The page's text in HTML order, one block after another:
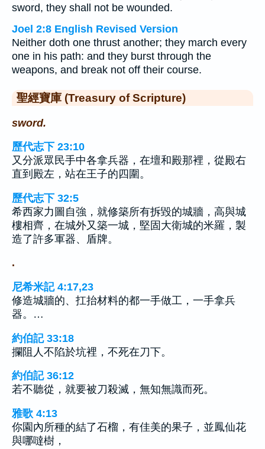
sword, they shall not be wounded.
Joel 2:8 English Revised Version
Neither doth one thrust another; they march every
one in his path: and they burst through the
weapons, and break not off their course.
聖經寶庫 (Treasury of Scripture)
sword.
歷代志下 23:10
又分派眾民手中各拿兵器，在壇和殿那裡，從殿右
直到殿左，站在王子的四圍。
歷代志下 32:5
希西家力圖自強，就修築所有拆毀的城牆，高與城
樓相齊，在城外又築一城，堅固大衛城的米羅，製
造了許多軍器、盾牌。
.
尼希米記 4:17,23
修造城牆的、扛抬材料的都一手做工，一手拿兵
器。…
約伯記 33:18
攔阻人不陷於坑裡，不死在刀下。
約伯記 36:12
若不聽從，就要被刀殺滅，無知無識而死。
雅歌 4:13
你園內所種的結了石榴，有佳美的果子，並鳳仙花
與哪噠樹，